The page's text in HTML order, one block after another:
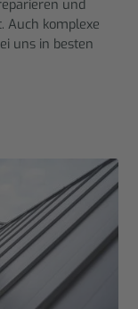
und
Auch komplexe
uns in besten